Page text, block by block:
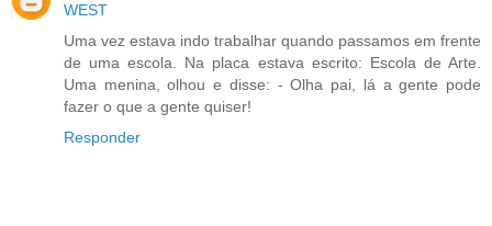
WEST
Uma vez estava indo trabalhar quando passamos em frente
de uma escola. Na placa estava escrito: Escola de Arte.
Uma menina, olhou e disse: - Olha pai, lá a gente pode
fazer o que a gente quiser!
Responder